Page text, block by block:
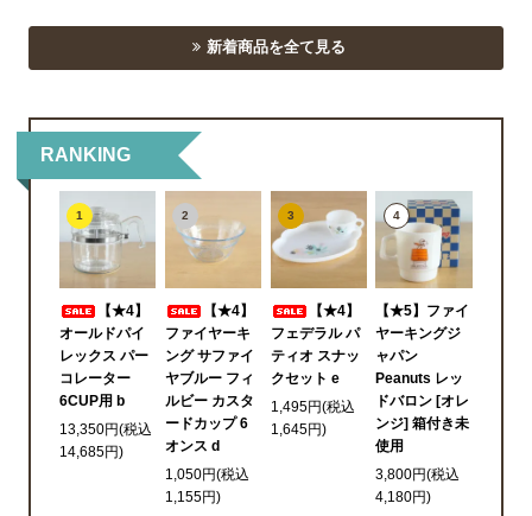
新着商品を全て見る
RANKING
1
【★4】
オールドパイ
レックス パー
コレーター
6CUP用 b
13,350円(税込
14,685円)
2
【★4】
ファイヤーキ
ング サファイ
ヤブルー フィ
ルビー カスタ
ードカップ 6
オンス d
1,050円(税込
1,155円)
3
【★4】
フェデラル パ
ティオ スナッ
クセット e
1,495円(税込
1,645円)
4
【★5】ファイ
ヤーキングジ
ャパン
Peanuts レッ
ドバロン [オレ
ンジ] 箱付き未
使用
3,800円(税込
4,180円)